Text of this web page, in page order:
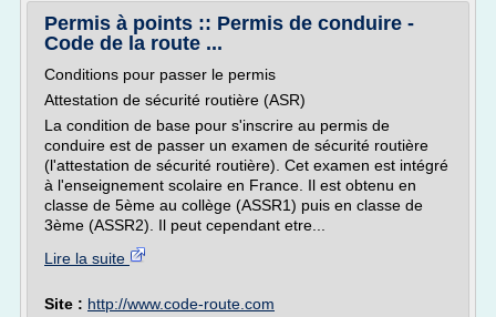
Permis à points :: Permis de conduire -
Code de la route ...
Conditions pour passer le permis
Attestation de sécurité routière (ASR)
La condition de base pour s'inscrire au permis de
conduire est de passer un examen de sécurité routière
(l'attestation de sécurité routière). Cet examen est intégré
à l'enseignement scolaire en France. Il est obtenu en
classe de 5ème au collège (ASSR1) puis en classe de
3ème (ASSR2). Il peut cependant etre...
Lire la suite
Site : http://www.code-route.com